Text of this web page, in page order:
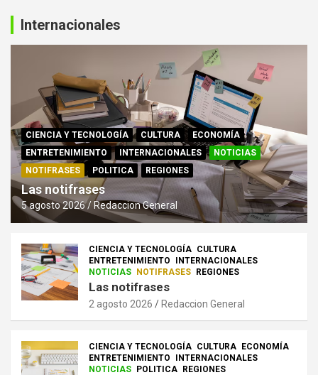
Internacionales
CIENCIA Y TECNOLOGÍA CULTURA
ECONOMÍA
ENTRETENIMIENTO
INTERNACIONALES
NOTICIAS
NOTIFRASES
POLITICA REGIONES
Las notifrases
5 agosto 2026 Redaccion General
CIENCIA Y TECNOLOGÍA CULTURA
ENTRETENIMIENTO
INTERNACIONALES
NOTICIAS
NOTIFRASES REGIONES
Las notifrases
2 agosto 2026 Redaccion General
CIENCIA Y TECNOLOGÍA CULTURA
ECONOMÍA
ENTRETENIMIENTO
INTERNACIONALES
NOTICIAS
POLITICA REGIONES